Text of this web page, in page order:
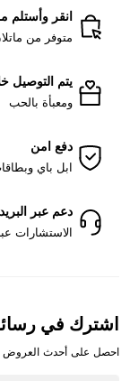
انقر وأستلم
متوفر من
يتم التوصيل خلال 1-7
ومعبأة بالحب
دفع امن
ابل باي
دعم عبر البريد
الاستشارات
اشترك في
احصل على أحدث العروض